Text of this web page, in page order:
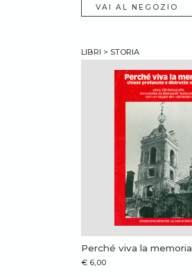
VAI AL NEGOZIO
LIBRI > STORIA
Perché viva la memoria
€ 6,00